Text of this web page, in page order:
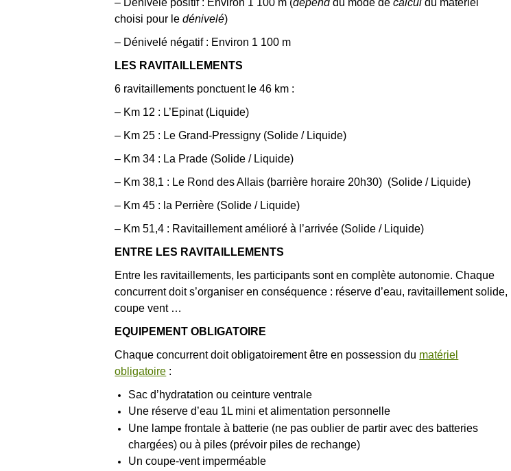
– Dénivelé positif : Environ 1 100 m (dépenddu mode decalcul du matériel
choisi pour ledénivelé)
– Dénivelé négatif : Environ 1 100 m
LES RAVITAILLEMENTS
6 ravitaillements ponctuent le 46 km :
– Km 12 : L’Epinat (Liquide)
– Km 25 : Le Grand-Pressigny (Solide / Liquide)
– Km 34 : La Prade (Solide / Liquide)
– Km 38,1 : Le Rond des Allais (barrière horaire 20h30) (Solide / Liquide)
– Km 45 : la Perrière (Solide / Liquide)
– Km 51,4 : Ravitaillement amélioré à l’arrivée (Solide / Liquide)
ENTRE LES RAVITAILLEMENTS
Entre les ravitaillements, les participants sont en complète autonomie. Chaque
concurrent doit s’organiser en conséquence : réserve d’eau, ravitaillement solide,
coupe vent …
EQUIPEMENT OBLIGATOIRE
Chaque concurrent doit obligatoirement être en possession du matériel
obligatoire :
Sac d’hydratation ou ceinture ventrale
Une réserve d’eau 1L mini et alimentation personnelle
Une lampe frontale à batterie (ne pas oublier de partir avec des batteries
chargées) ou à piles (prévoir piles de rechange)
Un coupe-vent imperméable